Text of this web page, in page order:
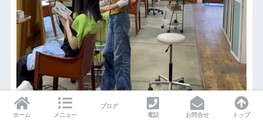
ホーム メニュー
ブログ
電話
お問合せ トップ